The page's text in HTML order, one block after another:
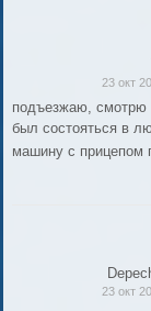
23 окт
подъезжаю, смотрю
был состояться в
машину с прицепом
23 окт